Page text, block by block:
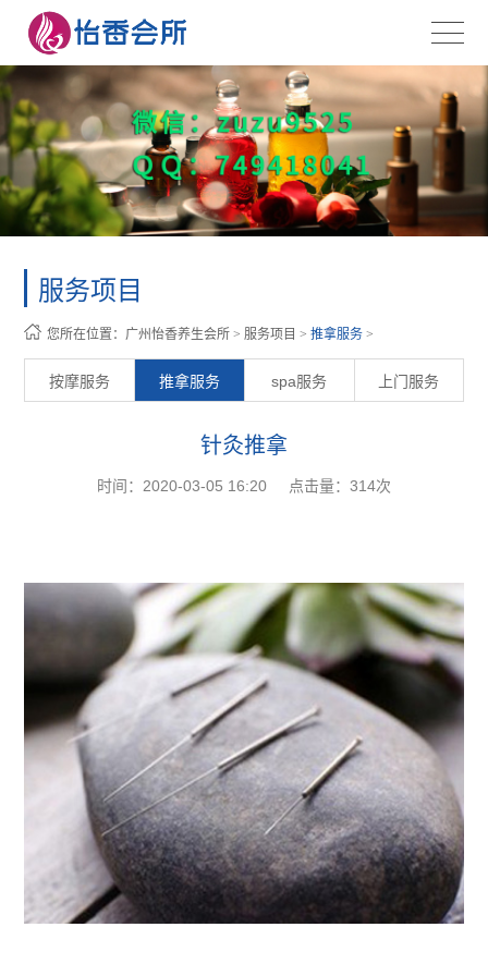
服务项目
您所在位置： 广州怡香养生会所 >服务项目 >推拿服务 >
按摩服务 推拿服务 spa服务 上门服务
针灸推拿
时间：2020-03-05 16:20 点击量： 314次